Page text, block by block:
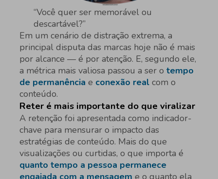
“Você quer ser memorável ou
descartável?”
Em um cenário de distração extrema, a
principal disputa das marcas hoje não é mais
por alcance — é por atenção. E, segundo ele,
a métrica mais valiosa passou a ser o tempo
de permanência e conexão real com o
conteúdo.
Reter é mais importante do que viralizar
A retenção foi apresentada como indicador-
chave para mensurar o impacto das
estratégias de conteúdo. Mais do que
visualizações ou curtidas, o que importa é
quanto tempo a pessoa permanece